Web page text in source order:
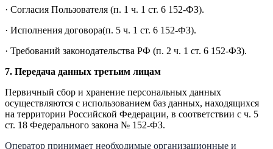
· Согласия Пользователя (п. 1 ч. 1 ст. 6 152-ФЗ).
· Исполнения договора(п. 5 ч. 1 ст. 6 152-ФЗ).
· Требований законодательства РФ (п. 2 ч. 1 ст. 6 152-ФЗ).
7. Передача данных третьим лицам
Первичный сбор и хранение персональных данных
осуществляются с использованием баз данных, находящихся
на территории Российской Федерации, в соответствии с ч. 5
ст. 18 Федерального закона № 152-ФЗ.
Оператор принимает необходимые организационные и